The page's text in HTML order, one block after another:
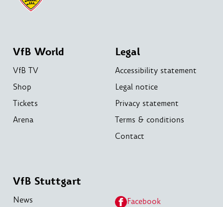
VfB World
VfB TV
Shop
Tickets
Arena
Legal
Accessibility statement
Legal notice
Privacy statement
Terms & conditions
Contact
VfB Stuttgart
News
Facebook